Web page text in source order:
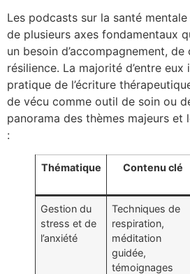
Les podcasts sur la santé
de plusieurs axes fondamentaux
un besoin d’accompagnement,
résilience. La majorité d’entre
pratique de l’écriture
de vécu comme outil de soin ou
panorama des thèmes majeurs et
:
Thématique Contenu clé
Gestion du
stress et de
l’anxiété
Techniques de
respiration,
méditation
guidée,
témoignages